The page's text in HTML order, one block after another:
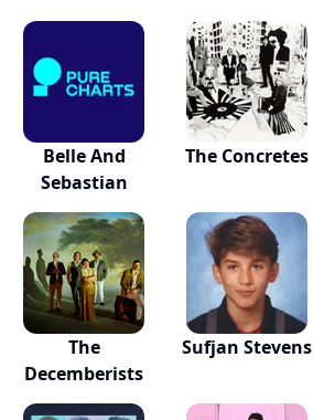
Belle And
Sebastian
The Concretes
The
Decemberists
Sufjan Stevens